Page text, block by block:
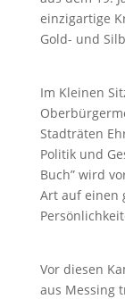
einzigartige
Gold- und
Im Kleinen
Stadträten
Politik und
Buch” wird
Art auf einen
Vor diesen
aus Messing